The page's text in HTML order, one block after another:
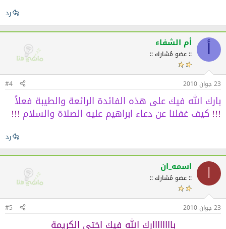
رد
أم الشفاء
:: عضو مُشارك ::
23 جوان 2010 #4
بارك الله فيك على هذه الفائدة الرائعة والطيبة فعلا
!!! كيف غفلنا عن دعاء ابراهيم عليه الصلاة والسلام !!!
رد
اسمه_ان
:: عضو مُشارك ::
23 جوان 2010 #5
باااااااارك الله فيك اختي الكريمة